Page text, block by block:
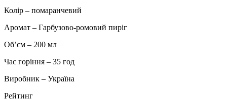
Колір – помаранчевий
Аромат – Гарбузово-ромовий пиріг
Об’єм – 200 мл
Час горіння – 35 год
Виробник – Україна
Рейтинг